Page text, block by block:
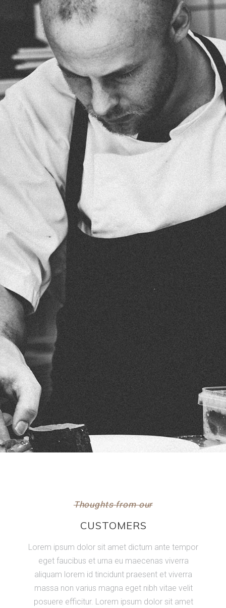
Thoughts from our
CUSTOMERS
Lorem ipsum dolor sit amet dictum ante tempor
eget faucibus et urna eu maecenas viverra
aliquam lorem id tincidunt praesent et viverra
massa non varius magna eget nibh vitae velit
posuere efficitur. Lorem ipsum dolor sit amet